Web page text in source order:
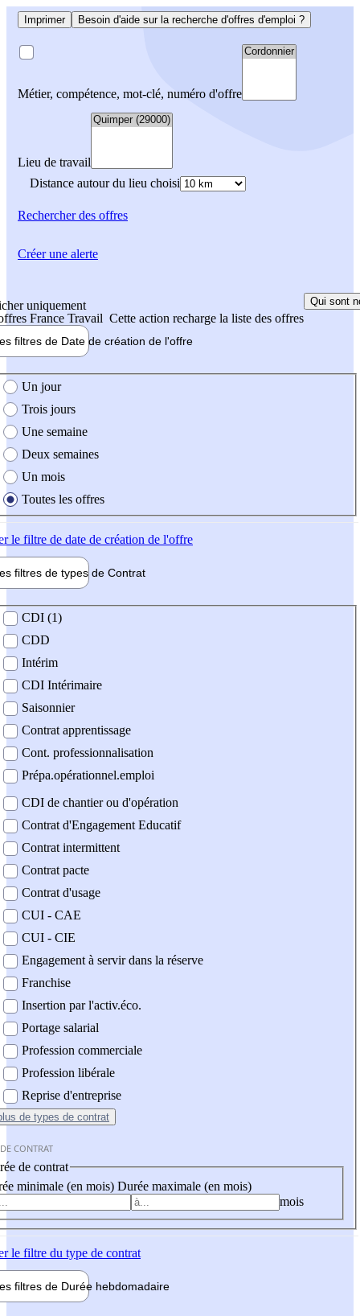
Imprimer Besoin d'aide sur la recherche d'offres d'emploi ?
Métier, compétence, mot-clé, numéro d'offre
Lieu de travail
Distance autour du lieu choisi
Rechercherdes offres
uniquement
France Travail Cette action recharge la liste des offres
Qui sont
filtres de Date de création de l'offre
création de l'offre
Un jour
Trois jours
Une semaine
Deux semaines
Un mois
Toutes les offres
le filtre de date de création de l'offre
filtres de types de Contrat
contrat
CDI (1)
CDD
Intérim
CDI Intérimaire
Saisonnier
Contrat apprentissage
Cont. professionnalisation
Prépa.opérationnel.emploi
CDI de chantier ou d'opération
Contrat d'Engagement Educatif
Contrat intermittent
Contrat pacte
Contrat d'usage
CUI - CAE
CUI - CIE
Engagement à servir dans la réserve
Franchise
Insertion par l'activ.éco.
Portage salarial
Profession commerciale
Profession libérale
Reprise d'entreprise
de types de contrat
CONTRAT
de contrat
minimale (en mois) Durée maximale (en mois)
mois
le filtre du type de contrat
filtres de Durée hebdomadaire
Créer une alerte